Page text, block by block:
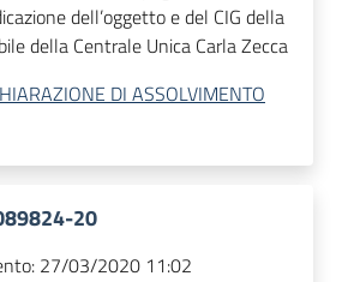
dell’oggetto e del CIG della
della Centrale Unica Carla Zecca
DI ASSOLVIMENTO
20
27/03/2020 11:02